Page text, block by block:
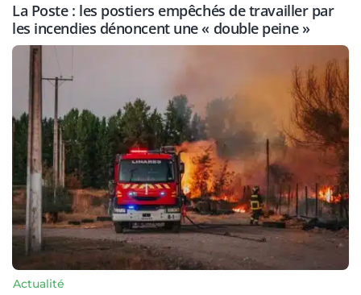
La Poste : les postiers empêchés de travailler par
les incendies dénoncent une « double peine »
Actualité